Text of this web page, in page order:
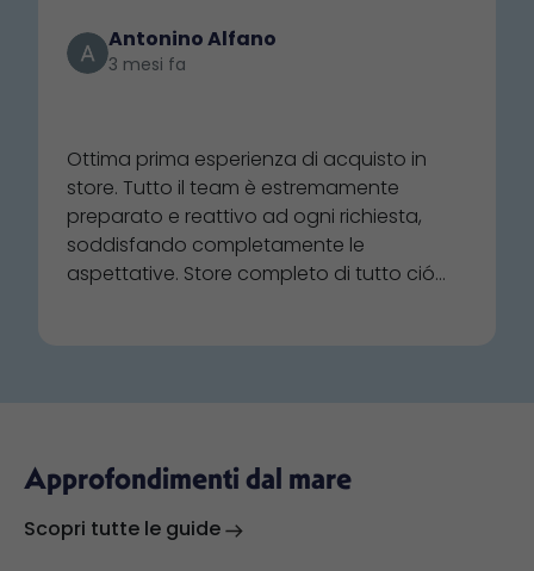
non bisognerebbe interagire con gli
acquirenti al dettaglio: cosa che i
migliorare: 5 stelle alla carriera, quando
non ne avranno più e scompariranno. Mi
auguro mai.
Antonino Alfano
3 mesi fa
Ottima prima esperienza di acquisto in
store. Tutto il team è estremamente
preparato e reattivo ad ogni richiesta,
soddisfando completamente le
aspettative. Store completo di tutto ció
Approfondimenti dal mare
Scopri tutte le guide